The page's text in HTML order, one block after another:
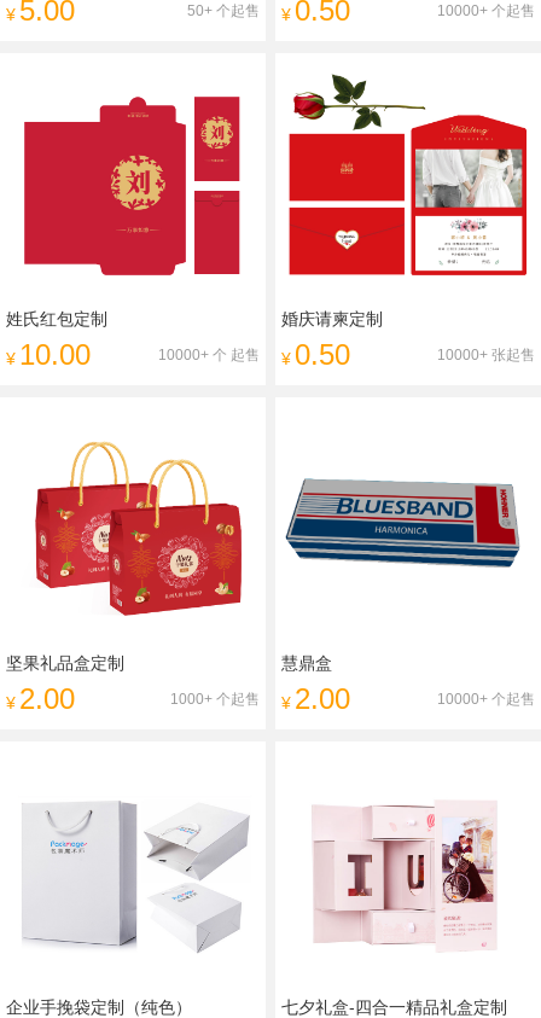
¥ 5.00 50+ 个起售 ¥ 0.50 10000+ 个起售
姓氏红包定制
¥ 10.00 10000+ 个 起售
婚庆请柬定制
¥ 0.50 10000+ 张起售
坚果礼品盒定制
¥ 2.00 1000+ 个起售
慧鼎盒
¥ 2.00 10000+ 个起售
企业手挽袋定制（纯色） 七夕礼盒-四合一精品礼盒定制